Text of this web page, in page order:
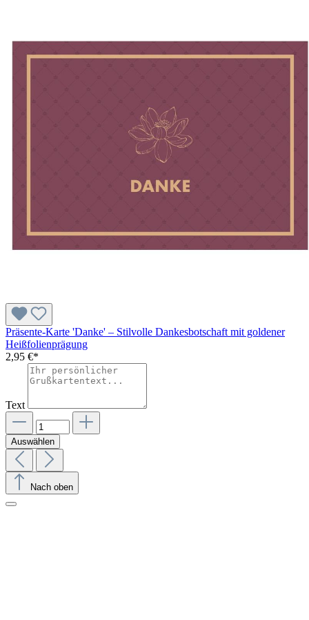
Präsente-Karte 'Danke' – Stilvolle Dankesbotschaft mit goldener
Heißfolienprägung
2,95 €*
Text
Auswählen
Nach oben